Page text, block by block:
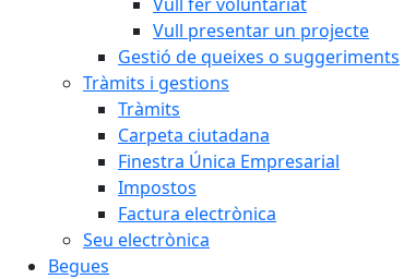
Vull presentar un projecte
Gestió de queixes o suggeriments
Tràmits i gestions
Tràmits
Carpeta ciutadana
Finestra Única Empresarial
Impostos
Factura electrònica
Seu electrònica
Begues